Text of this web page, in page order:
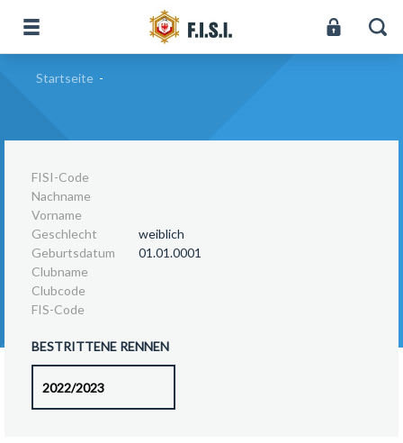
Startseite -
FISI-Code
Nachname
Vorname
Geschlecht
weiblich
Geburtsdatum
01.01.0001
Clubname
Clubcode
FIS-Code
BESTRITTENE RENNEN